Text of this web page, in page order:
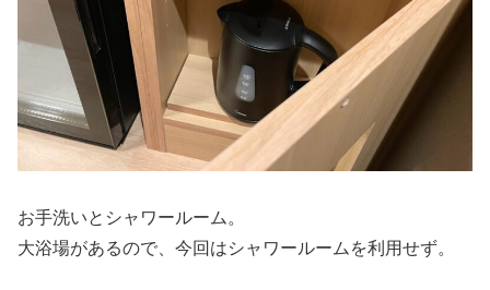
お手洗いとシャワールーム。
大浴場があるので、今回はシャワールームを利用せず。